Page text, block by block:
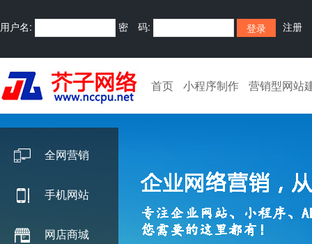
用户名: 密 码: 注册
首页 小程序制作 营销型网站
全网营销
手机网站
网店商城